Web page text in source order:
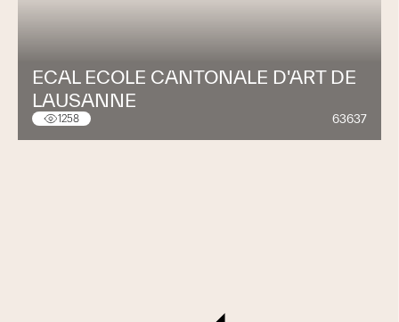
ECAL ECOLE CANTONALE D'ART DE
LAUSANNE
1258 63637